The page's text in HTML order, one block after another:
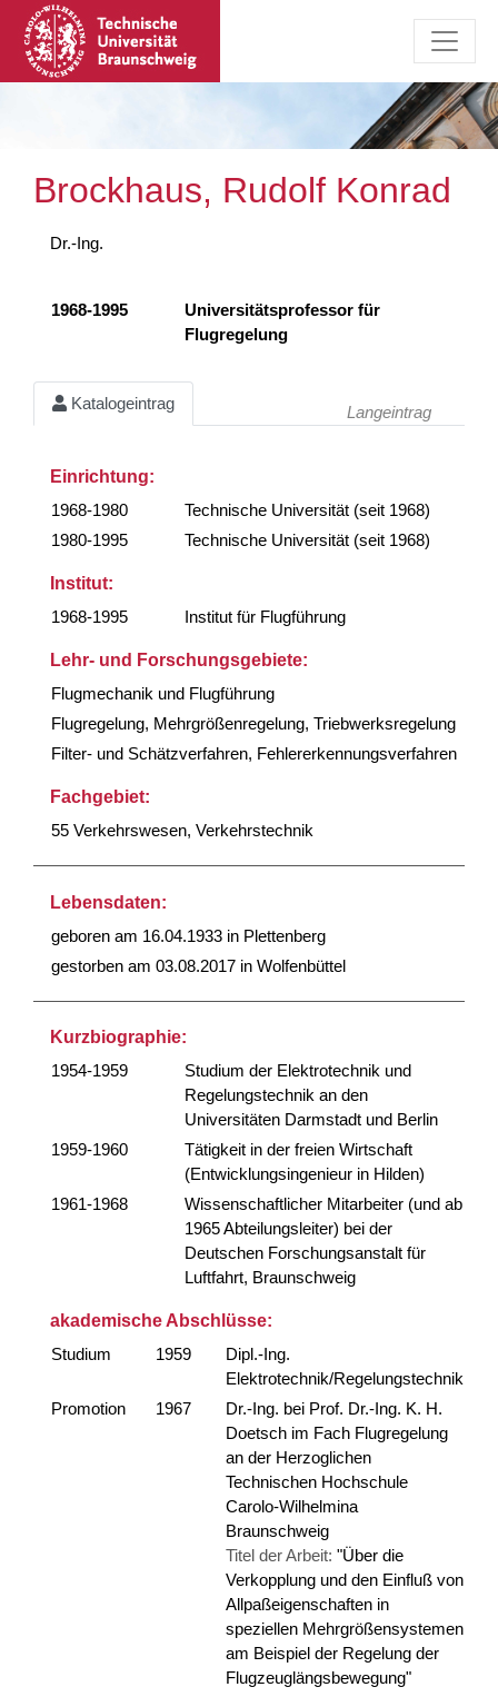
Brockhaus, Rudolf Konrad
Dr.-Ing.
1968-1995
Universitätsprofessor für
Flugregelung
Katalogeintrag Langeintrag
Einrichtung:
1968-1980
Technische Universität (seit 1968)
1980-1995
Technische Universität (seit 1968)
Institut:
1968-1995
Institut für Flugführung
Lehr- und Forschungsgebiete:
Flugmechanik und Flugführung
Flugregelung, Mehrgrößenregelung, Triebwerksregelung
Filter- und Schätzverfahren, Fehlererkennungsverfahren
Fachgebiet:
55 Verkehrswesen, Verkehrstechnik
Lebensdaten:
geboren am 16.04.1933 in Plettenberg
gestorben am 03.08.2017 in Wolfenbüttel
Kurzbiographie:
1954-1959
Studium der Elektrotechnik und
Regelungstechnik an den
Universitäten Darmstadt und Berlin
1959-1960
Tätigkeit in der freien Wirtschaft
(Entwicklungsingenieur in Hilden)
1961-1968
Wissenschaftlicher Mitarbeiter (und ab
1965 Abteilungsleiter) bei der
Deutschen Forschungsanstalt für
Luftfahrt, Braunschweig
akademische Abschlüsse:
Studium
1959
Dipl.-Ing.
Elektrotechnik/Regelungstechnik
Promotion
1967
Dr.-Ing. bei Prof. Dr.-Ing. K. H.
Doetsch im Fach Flugregelung
an der Herzoglichen
Technischen Hochschule
Carolo-Wilhelmina
Braunschweig
Titel der Arbeit: "Über die
Verkopplung und den Einfluß von
Allpaßeigenschaften in
speziellen Mehrgrößensystemen
am Beispiel der Regelung der
Flugzeuglängsbewegung"